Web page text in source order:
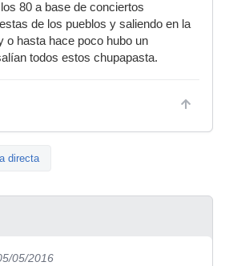
80 a base de conciertos
de los pueblos y saliendo en la
o hasta hace poco hubo un
todos estos chupapasta.
directa
05/2016